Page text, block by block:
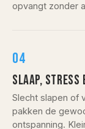
opvangt zonder
04
SLAAP, STRESS
Slecht slapen of
pakken de
ontspanning.